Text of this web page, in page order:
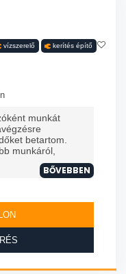
vízszerelő kerítés építő
munkát
betartom.
munkáról,
BŐVEBBEN